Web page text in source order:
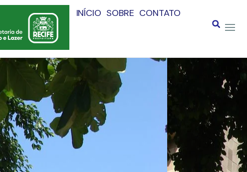
INÍCIO SOBRE CONTATO